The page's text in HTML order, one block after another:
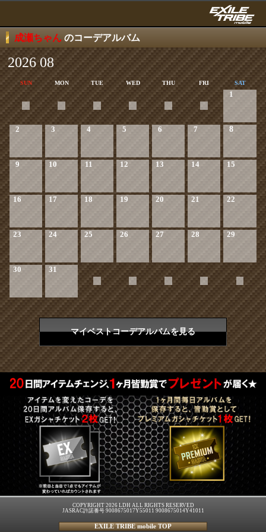
成瀬ちゃん のコーデアルバム
2026 08
SUN MON TUE WED THU FRI SAT
1
2 3 4 5 6 7 8
9 10 11 12 13 14 15
16 17 18 19 20 21 22
23 24 25 26 27 28 29
30 31
マイベストコーデアルバムを見る
COPYRIGHT 2026 LDH ALL RIGHTS RESERVED
JASRAC許諾番号 9008675017Y55011 9008675014Y41011
EXILE TRIBE mobile TOP